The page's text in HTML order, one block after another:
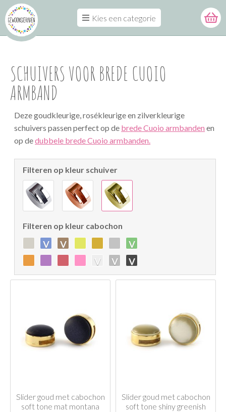
Kies een categorie
SCHUIVERS VOOR BREDE CUOIO
ARMBAND
Deze goudkleurige, rosékleurige en zilverkleurige
schuivers passen perfect op de brede Cuoio armbanden en
op dedubbele brede Cuoio armbanden.
Filteren op kleur schuiver
Filteren op kleur cabochon
v v
v
v
v v
Slider goud met cabochon
soft tone mat montana
Slider goud met cabochon
soft tone shiny greenish